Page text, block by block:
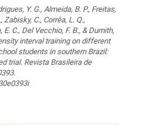
Y. G., Almeida, B. P., Freitas,
Zabisky, C., Corrêa, L. Q.,
E. C., Del Vecchio, F. B., & Dumith,
interval training on different
students in southern Brazil:
trial. Revista Brasileira de